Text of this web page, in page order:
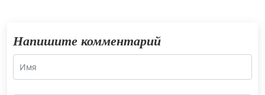
Напишите комментарий